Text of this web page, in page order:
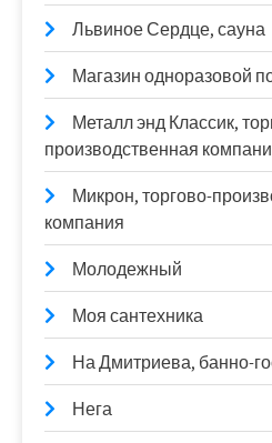
Львиное Сердце, сауна
Магазин одноразовой
Металл энд Классик,
производственная
Микрон, торгово-
компания
Молодежный
Моя сантехника
На Дмитриева, банно-
Нега